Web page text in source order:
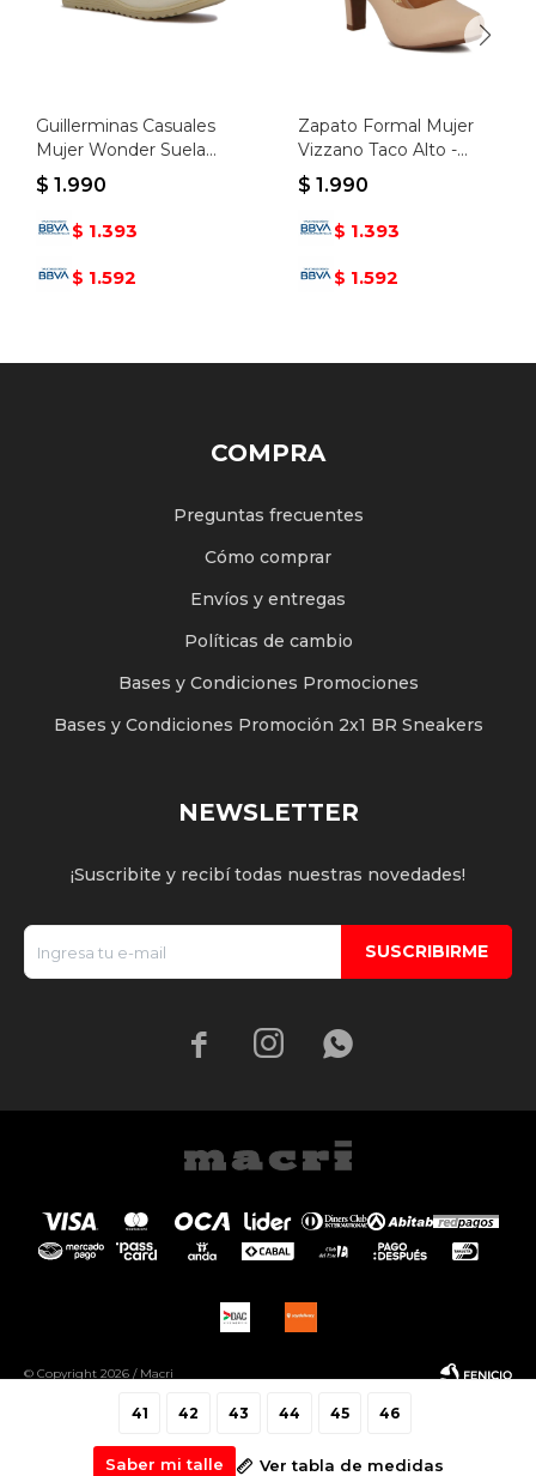
41 42 43 44 45 46
Saber mi talle Ver tabla de medidas
Guillerminas Casuales
Mujer Wonder Suela
Alta - Beige
$ 1.990
$ 1.393
$ 1.592
Zapato Formal Mujer
Vizzano Taco Alto -
Beige
$ 1.990
$ 1.393
$ 1.592
COMPRA
Preguntas frecuentes
Cómo comprar
Envíos y entregas
Políticas de cambio
Bases y Condiciones Promociones
Bases y Condiciones Promoción 2x1 BR Sneakers
NEWSLETTER
¡Suscribite y recibí todas nuestras novedades!
SUSCRIBIRME
  
© Copyright 2026 / Macri